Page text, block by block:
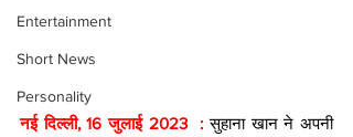
Entertainment
Short News
Personality
नई दिल्ली, 16 जुलाई 2023  : सुहाना खान ने अपनी